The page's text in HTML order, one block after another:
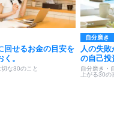
回せるお金の目安を
。
な30のこと
自分磨き
人の失
の自己投
自分磨き・
上がる30の